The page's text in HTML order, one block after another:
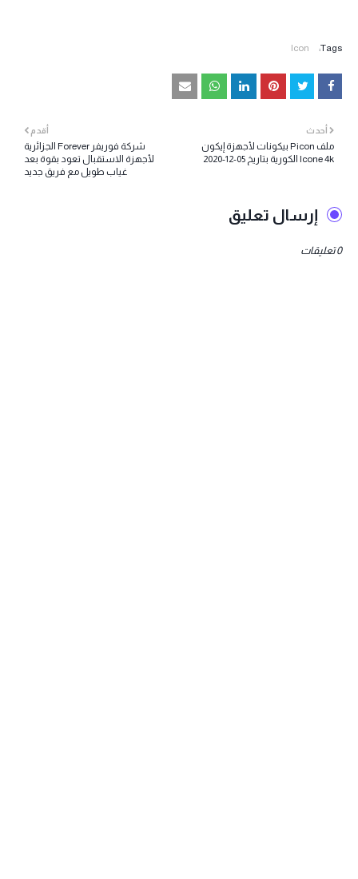
Tags:
Icon
أحدث
ملف Picon بيكونات لأجهزة إيكون
Icone 4k الكورية بتاريخ 05-12-2020
أقدم
شركة فوريفر Forever الجزائرية
لأجهزة الاستقبال تعود بقوة بعد
غياب طويل مع فريق جديد
إرسال تعليق
0 تعليقات